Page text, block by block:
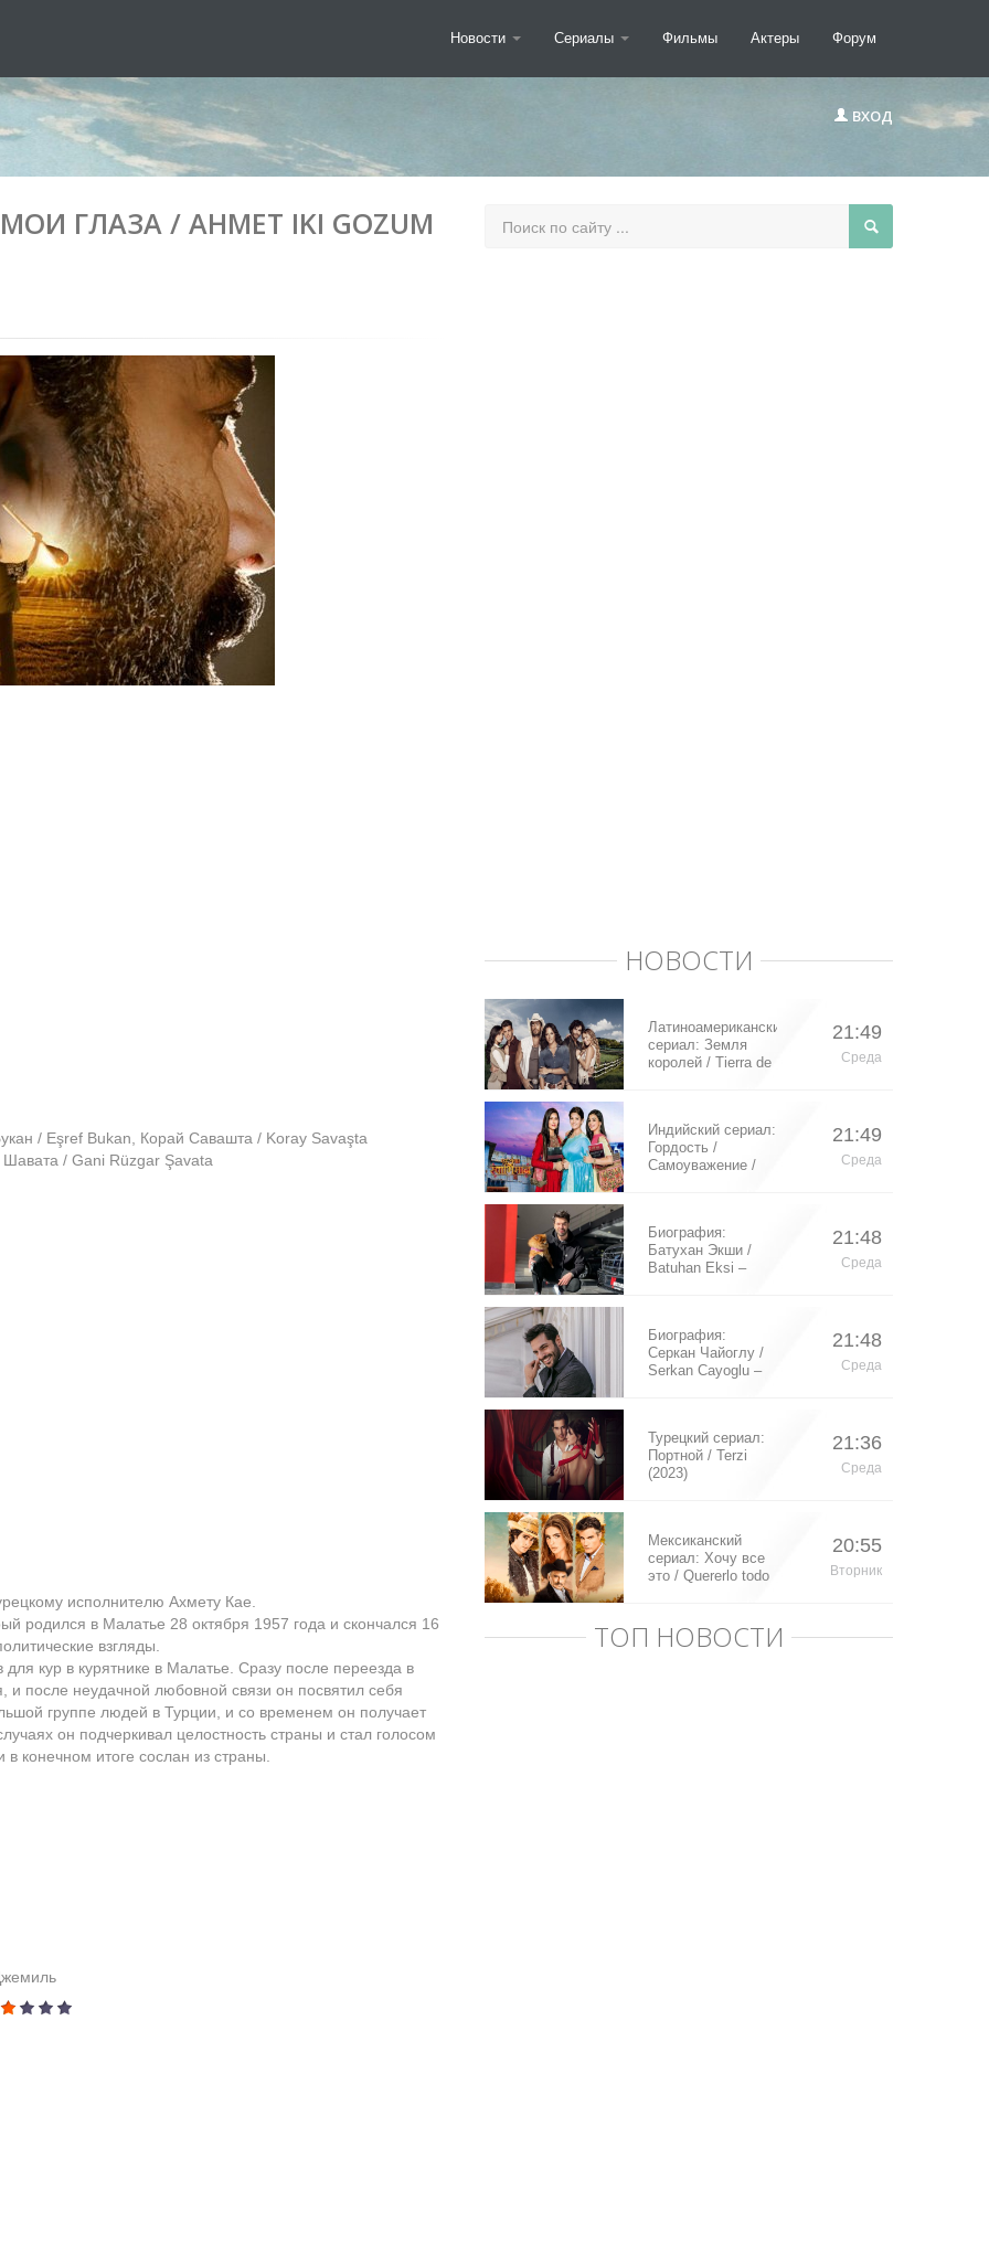
Новости Сериалы Фильмы Актеры Форум
ВХОД
ГЛАЗА / AHMET IKI GOZUM
/ Eşref Bukan, Корай Савашта / Koray Savaşta
/ Gani Rüzgar Şavata
исполнителю Ахмету Кае.
родился в Малатье 28 октября 1957 года и скончался 16
взгляды.
кур в курятнике в Малатье. Сразу после переезда в
и после неудачной любовной связи он посвятил себя
группе людей в Турции, и со временем он получает
он подчеркивал целостность страны и стал голосом
конечном итоге сослан из страны.
НОВОСТИ
Латиноамериканский
сериал: Земля
королей / Tierra de
21:49
Среда
Индийский сериал:
Гордость /
Самоуважение /
21:49
Среда
Биография:
Батухан Экши /
Batuhan Eksi –
21:48
Среда
Биография:
Серкан Чайоглу /
Serkan Cayoglu –
21:48
Среда
Турецкий сериал:
Портной / Terzi
(2023)
21:36
Среда
Мексиканский
сериал: Хочу все
это / Quererlo todo
20:55
Вторник
ТОП НОВОСТИ